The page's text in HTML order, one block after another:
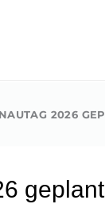
2026
geplant